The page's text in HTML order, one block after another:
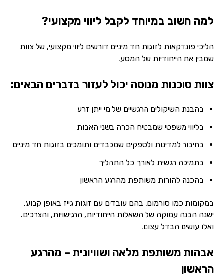
למה חשוב במיוחד לקבל ליווי מקצועי?
הליכי פונדקאות לזוגות חד מיניים דורשים ליווי מקצועי, של צוות
שמבין את הייחודיות של המסע.
צוות סוכנות מנוסה יכול לעזור בדברים הבאים:
בהבנת השיקולים הרגשיים של מי ייתן זרע
בליווי משפטי שמבטיח הכרה בשני האבות
בחיבור למדינות ולספקים שמכבדים ותומכים בזוגות חד מיניים
בתמיכה רגשית לאורך כל התהליך
בהכנה להורות משותפת מהרגע הראשון
במקומות כמו סורמום, בהם עובדים עם זוגות גייז באופן קבוע,
ישנה הבנה עמוקה של השאלות הייחודיות, הרגישויות, והצרכים.
ואלו עושים הבדל עצום.
אבהות משותפת מלאה ושוויונית – מהרגע
הראשון